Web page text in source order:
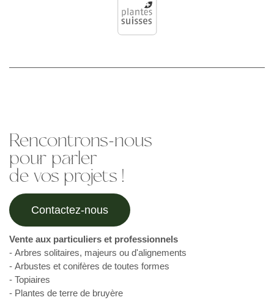
Rencontrons-nous
pour parler
de vos projets !
Contactez-nous
Vente aux particuliers et professionnels
- Arbres solitaires, majeurs ou d'alignements
- Arbustes et conifères de toutes formes
- Topiaires
- Plantes de terre de bruyère